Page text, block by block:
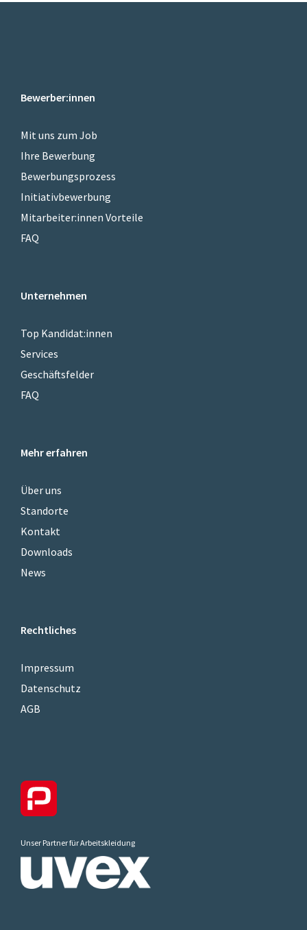
Bewerber:innen
Mit uns zum Job
Ihre Bewerbung
Bewerbungsprozess
Initiativbewerbung
Mitarbeiter:innen Vorteile
FAQ
Unternehmen
Top Kandidat:innen
Services
Geschäftsfelder
FAQ
Mehr erfahren
Über uns
Standorte
Kontakt
Downloads
News
Rechtliches
Impressum
Datenschutz
AGB
Unser Partner für Arbeitskleidung